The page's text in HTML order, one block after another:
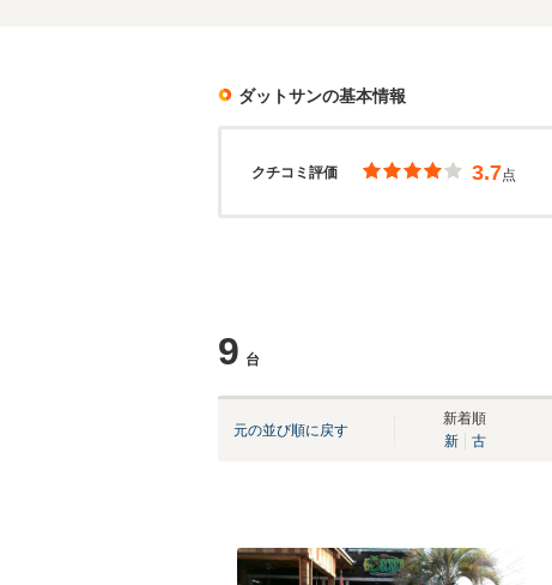
ダットサンの基本情報
クチコミ評価 3.7点
9 台
元の並び順に戻す
新着順
新
古